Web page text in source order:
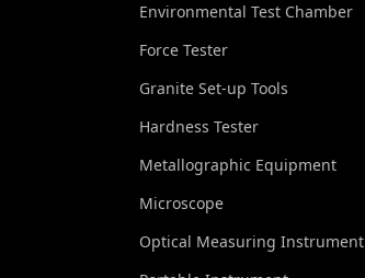
Environmental Test Chamber
Force Tester
Granite Set-up Tools
Hardness Tester
Metallographic Equipment
Microscope
Optical Measuring Instrument